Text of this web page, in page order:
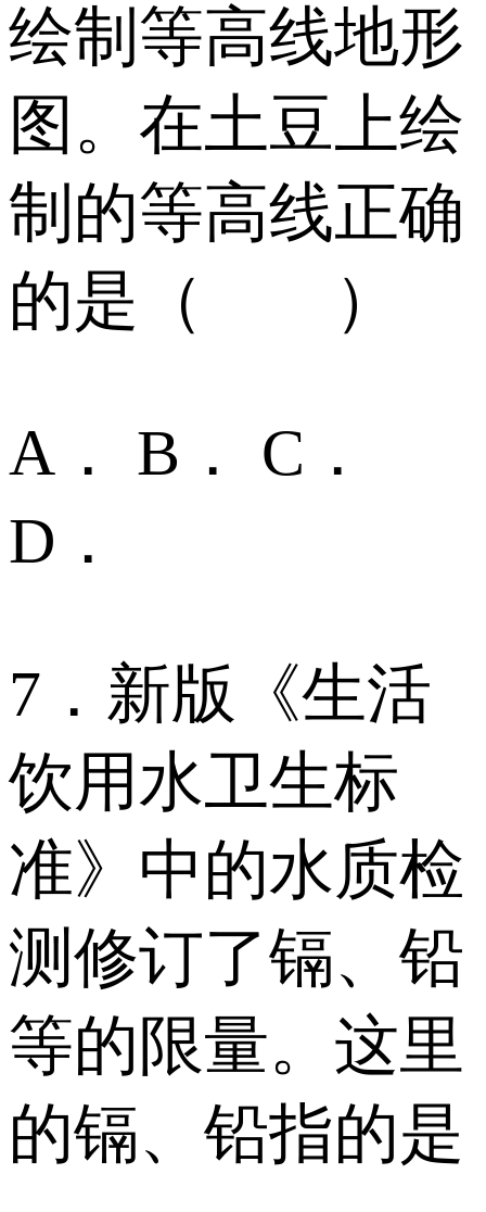
绘制等高线地形
图。在土豆上绘
制的等高线正确
的是（ ）
A． B． C．
D．
7．新版《生活
饮用水卫生标
准》中的水质检
测修订了镉、铅
等的限量。这里
的镉、铅指的是